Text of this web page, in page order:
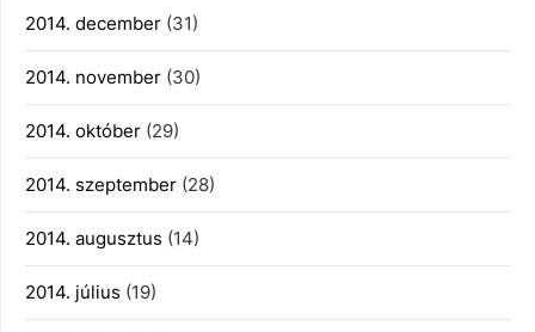
2014. december (31)
2014. november (30)
2014. október (29)
2014. szeptember (28)
2014. augusztus (14)
2014. július (19)